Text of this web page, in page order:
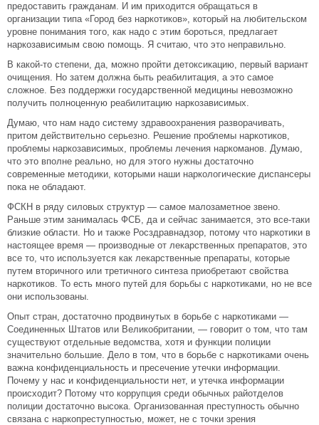
предоставить гражданам. И им приходится обращаться в
организации типа «Город без наркотиков», который на любительском
уровне понимания того, как надо с этим бороться, предлагает
наркозависимым свою помощь. Я считаю, что это неправильно.
В какой-то степени, да, можно пройти детоксикацию, первый вариант
очищения. Но затем должна быть реабилитация, а это самое
сложное. Без поддержки государственной медицины невозможно
получить полноценную реабилитацию наркозависимых.
Думаю, что нам надо систему здравоохранения разворачивать,
притом действительно серьезно. Решение проблемы наркотиков,
проблемы наркозависимых, проблемы лечения наркоманов. Думаю,
что это вполне реально, но для этого нужны достаточно
современные методики, которыми наши наркологические диспансеры
пока не обладают.
ФСКН в ряду силовых структур — самое малозаметное звено.
Раньше этим занималась ФСБ, да и сейчас занимается, это все-таки
близкие области. Но и также Росздравнадзор, потому что наркотики в
настоящее время — производные от лекарственных препаратов, это
все то, что используется как лекарственные препараты, которые
путем вторичного или третичного синтеза приобретают свойства
наркотиков. То есть много путей для борьбы с наркотиками, но не все
они использованы.
Опыт стран, достаточно продвинутых в борьбе с наркотиками —
Соединенных Штатов или Великобритании, — говорит о том, что там
существуют отдельные ведомства, хотя и функции полиции
значительно большие. Дело в том, что в борьбе с наркотиками очень
важна конфиденциальность и пресечение утечки информации.
Почему у нас и конфиденциальности нет, и утечка информации
происходит? Потому что коррупция среди обычных райотделов
полиции достаточно высока. Организованная преступность обычно
связана с наркопреступностью, может, не с точки зрения